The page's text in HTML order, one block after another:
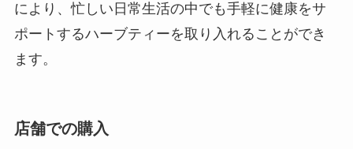
により、忙しい日常生活の中でも手軽に健康をサ
ポートするハーブティーを取り入れることができ
ます。
店舗での購入